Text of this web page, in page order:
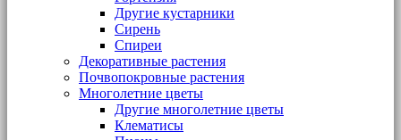
Другие кустарники
Сирень
Спиреи
Декоративные растения
Почвопокровные растения
Многолетние цветы
Другие многолетние цветы
Клематисы